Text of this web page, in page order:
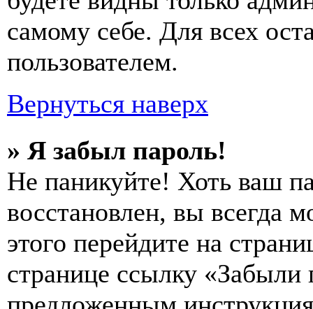
самому себе. Для всех
пользователем.
Вернуться наверх
» Я забыл пароль!
Не паникуйте! Хоть ваш
восстановлен, вы всегда
этого перейдите на
странице ссылку «Забыли